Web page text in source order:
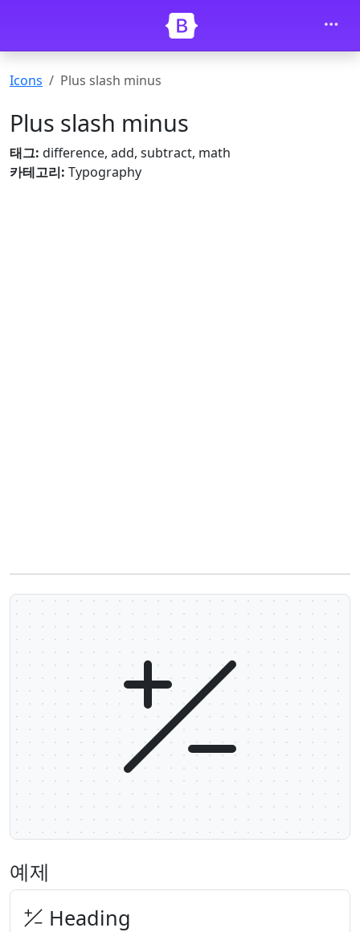
Icons Plus slash minus
Plus slash minus
태그: difference, add, subtract, math
카테고리: Typography
예제
Heading